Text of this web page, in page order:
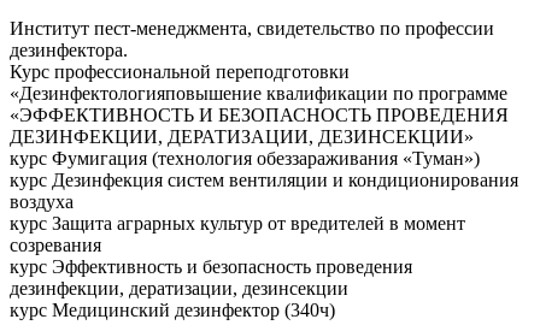
Институт пест-менеджмента, свидетельство по профессии
дезинфектора.
Курс профессиональной переподготовки
«Дезинфектологияповышение квалификации по программе
«ЭФФЕКТИВНОСТЬ И БЕЗОПАСНОСТЬ ПРОВЕДЕНИЯ
ДЕЗИНФЕКЦИИ, ДЕРАТИЗАЦИИ, ДЕЗИНСЕКЦИИ»
курс Фумигация (технология обеззараживания «Туман»)
курс Дезинфекция систем вентиляции и кондиционирования
воздуха
курс Защита аграрных культур от вредителей в момент
созревания
курс Эффективность и безопасность проведения
дезинфекции, дератизации, дезинсекции
курс Медицинский дезинфектор (340ч)